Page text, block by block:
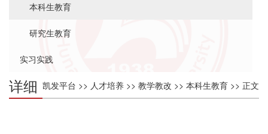
本科生教育
研究生教育
实习实践
凯发平台 >> 人才培养 >> 教学教改 >> 本科生教育 >> 正文
详细